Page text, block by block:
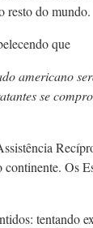
resto do mundo.
que
americano
se
Os
tentando